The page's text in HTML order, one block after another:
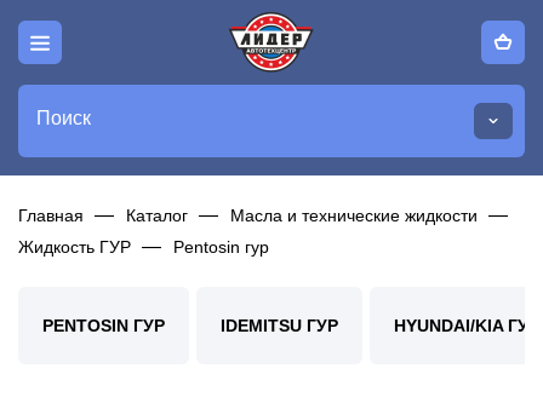
Поиск
Главная Каталог
Масла и технические жидкости
Жидкость ГУР
Pentosin гур
PENTOSIN ГУР IDEMITSU ГУР HYUNDAI/KIA ГУР